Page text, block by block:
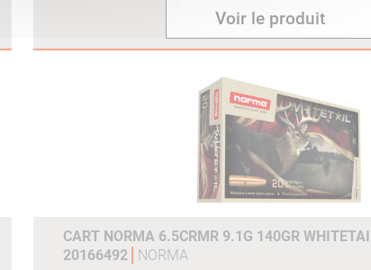
Voir le produit
CART NORMA 6.5CRMR 9.1G 140GR
20166492
NORMA